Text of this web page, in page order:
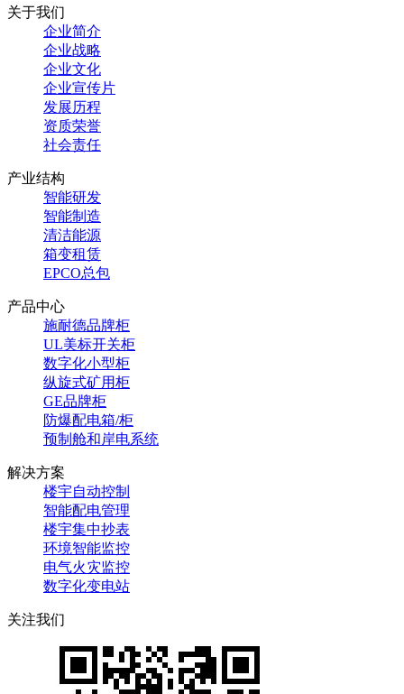
关于我们
企业简介
企业战略
企业文化
企业宣传片
发展历程
资质荣誉
社会责任
产业结构
智能研发
智能制造
清洁能源
箱变租赁
EPCO总包
产品中心
施耐德品牌柜
UL美标开关柜
数字化小型柜
纵旋式矿用柜
GE品牌柜
防爆配电箱/柜
预制舱和岸电系统
解决方案
楼宇自动控制
智能配电管理
楼宇集中抄表
环境智能监控
电气火灾监控
数字化变电站
关注我们